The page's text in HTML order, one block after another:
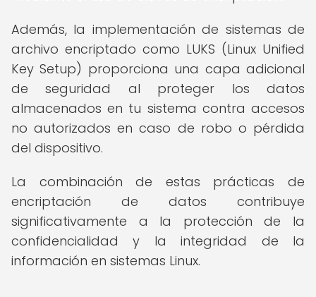
Además, la implementación de sistemas de
archivo encriptado como LUKS (Linux Unified
Key Setup) proporciona una capa adicional
de seguridad al proteger los datos
almacenados en tu sistema contra accesos
no autorizados en caso de robo o pérdida
del dispositivo.
La combinación de estas prácticas de
encriptación de datos contribuye
significativamente a la protección de la
confidencialidad y la integridad de la
información en sistemas Linux.